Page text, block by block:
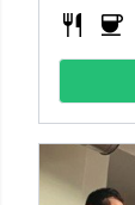
restaurant coffee